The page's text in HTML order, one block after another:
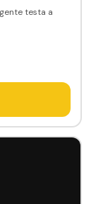
testa a